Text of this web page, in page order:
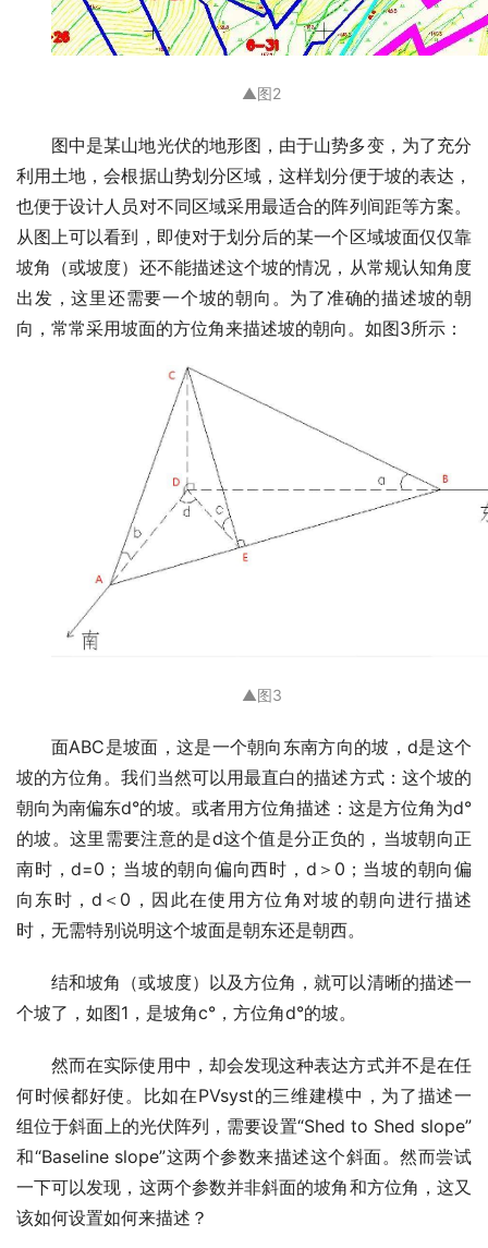
▲图2
图中是某山地光伏的地形图，由于山势多变，为了充分
利用土地，会根据山势划分区域，这样划分便于坡的表达，
也便于设计人员对不同区域采用最适合的阵列间距等方案。
从图上可以看到，即使对于划分后的某一个区域坡面仅仅靠
坡角（或坡度）还不能描述这个坡的情况，从常规认知角度
出发，这里还需要一个坡的朝向。为了准确的描述坡的朝
向，常常采用坡面的方位角来描述坡的朝向。如图3所示：
▲图3
面ABC是坡面，这是一个朝向东南方向的坡，d是这个
坡的方位角。我们当然可以用最直白的描述方式：这个坡的
朝向为南偏东d°的坡。或者用方位角描述：这是方位角为d°
的坡。这里需要注意的是d这个值是分正负的，当坡朝向正
南时，d=0；当坡的朝向偏向西时，d＞0；当坡的朝向偏
向东时，d＜0，因此在使用方位角对坡的朝向进行描述
时，无需特别说明这个坡面是朝东还是朝西。
结和坡角（或坡度）以及方位角，就可以清晰的描述一
个坡了，如图1，是坡角c°，方位角d°的坡。
然而在实际使用中，却会发现这种表达方式并不是在任
何时候都好使。比如在PVsyst的三维建模中，为了描述一
组位于斜面上的光伏阵列，需要设置“Shed to Shed slope”
和“Baseline slope”这两个参数来描述这个斜面。然而尝试
一下可以发现，这两个参数并非斜面的坡角和方位角，这又
该如何设置如何来描述？